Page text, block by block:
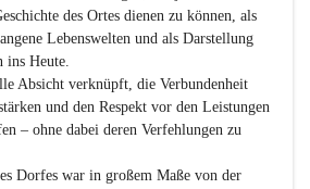
des Ortes dienen zu können, als
Lebenswelten und als Darstellung
ins Heute.
Absicht verknüpft, die Verbundenheit
und den Respekt vor den Leistungen
– ohne dabei deren Verfehlungen zu
Dorfes war in großem Maße von der